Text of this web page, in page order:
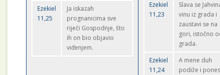
Ezekiel
11,25
Ja iskazah
prognanicima sve
riječi Gospodnje, što
ih on bio objavio
viđenjem.
Ezekiel
11,23
Slava se
vinu iz grada i
zaustavi se na
gori, istočno
grada.
Ezekiel
11,24
A mene duh
podiže i